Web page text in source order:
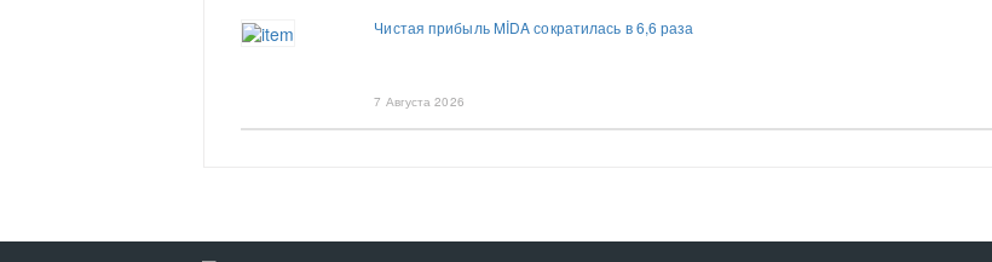
Чистая прибыль MİDA сократилась в 6,6 раза
7 Августа 2026